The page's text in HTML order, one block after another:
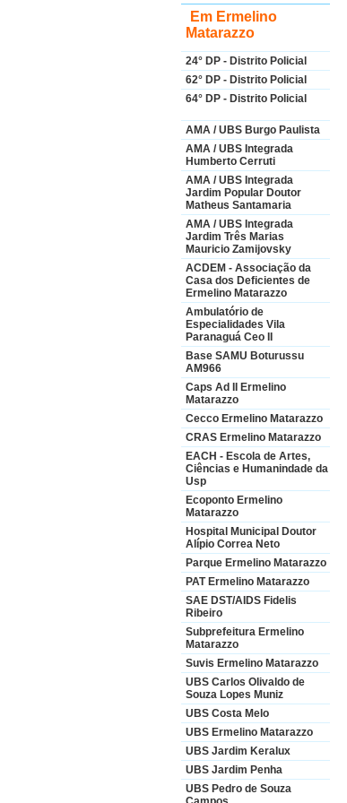
Em Ermelino
Matarazzo
24° DP - Distrito Policial
62° DP - Distrito Policial
64° DP - Distrito Policial
AMA / UBS Burgo Paulista
AMA / UBS Integrada
Humberto Cerruti
AMA / UBS Integrada
Jardim Popular Doutor
Matheus Santamaria
AMA / UBS Integrada
Jardim Três Marias
Mauricio Zamijovsky
ACDEM - Associação da
Casa dos Deficientes de
Ermelino Matarazzo
Ambulatório de
Especialidades Vila
Paranaguá Ceo II
Base SAMU Boturussu
AM966
Caps Ad II Ermelino
Matarazzo
Cecco Ermelino Matarazzo
CRAS Ermelino Matarazzo
EACH - Escola de Artes,
Ciências e Humanindade da
Usp
Ecoponto Ermelino
Matarazzo
Hospital Municipal Doutor
Alípio Correa Neto
Parque Ermelino Matarazzo
PAT Ermelino Matarazzo
SAE DST/AIDS Fidelis
Ribeiro
Subprefeitura Ermelino
Matarazzo
Suvis Ermelino Matarazzo
UBS Carlos Olivaldo de
Souza Lopes Muniz
UBS Costa Melo
UBS Ermelino Matarazzo
UBS Jardim Keralux
UBS Jardim Penha
UBS Pedro de Souza